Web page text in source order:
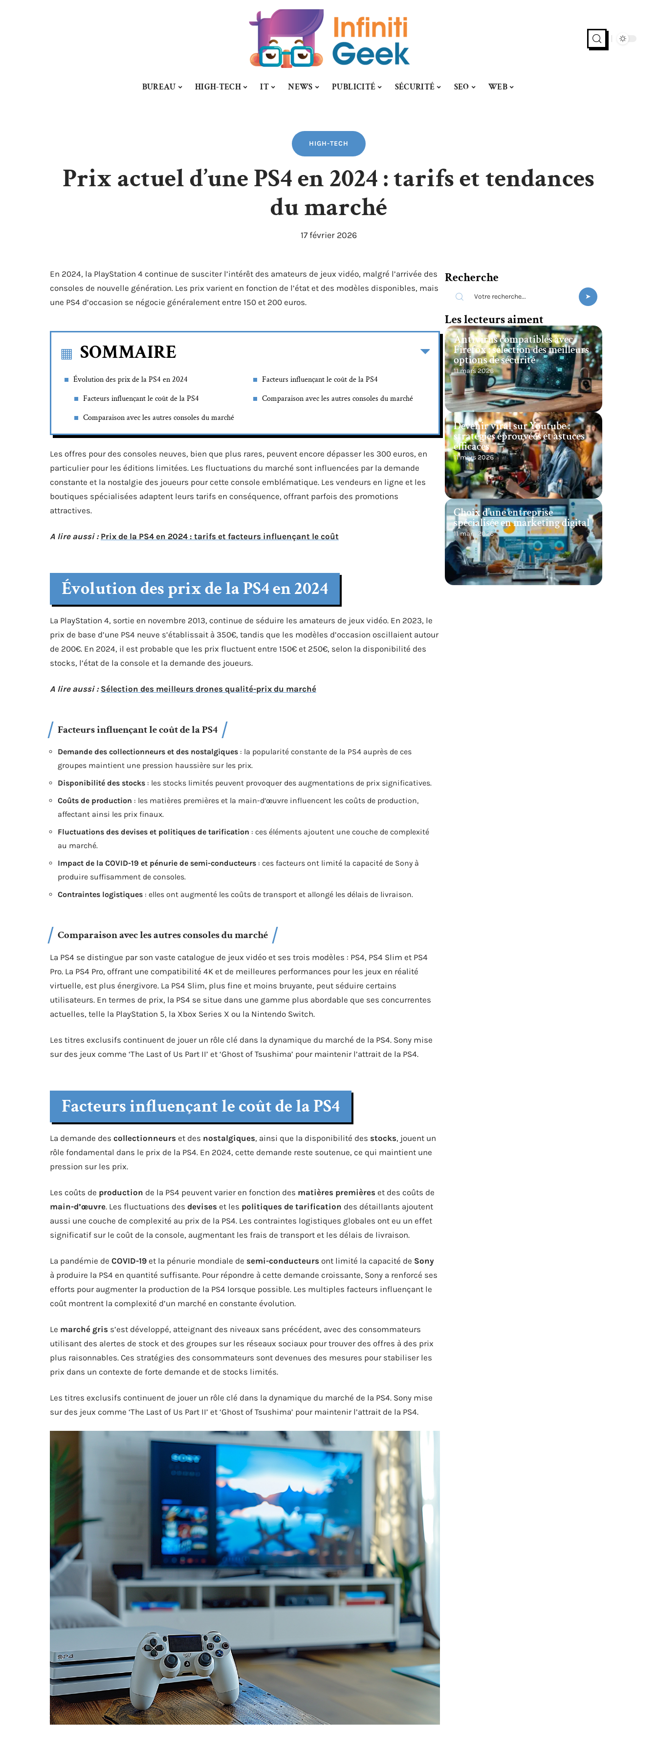
BUREAU HIGH-TECH IT NEWS PUBLICITÉ SÉCURITÉ SEO WEB
HIGH-TECH
Prix actuel d’une PS4 en 2024 : tarifs et tendances
du marché
17 février 2026
En 2024, la PlayStation 4 continue de susciter l’intérêt des amateurs de jeux vidéo, malgré l’arrivée des
consoles de nouvelle génération. Les prix varient en fonction de l’état et des modèles disponibles, mais
une PS4 d’occasion se négocie généralement entre 150 et 200 euros.
SOMMAIRE
Évolution des prix de la PS4 en 2024
Facteurs influençant le coût de la PS4
Comparaison avec les autres consoles du marché
Facteurs influençant le coût de la PS4
Comparaison avec les autres consoles du marché
Les offres pour des consoles neuves, bien que plus rares, peuvent encore dépasser les 300 euros, en
particulier pour les éditions limitées. Les fluctuations du marché sont influencées par la demande
constante et la nostalgie des joueurs pour cette console emblématique. Les vendeurs en ligne et les
boutiques spécialisées adaptent leurs tarifs en conséquence, offrant parfois des promotions
attractives.
A lire aussi : Prix de la PS4 en 2024 : tarifs et facteurs influençant le coût
Évolution des prix de la PS4 en 2024
La PlayStation 4, sortie en novembre 2013, continue de séduire les amateurs de jeux vidéo. En 2023, le
prix de base d’une PS4 neuve s’établissait à 350€, tandis que les modèles d’occasion oscillaient autour
de 200€. En 2024, il est probable que les prix fluctuent entre 150€ et 250€, selon la disponibilité des
stocks, l’état de la console et la demande des joueurs.
A lire aussi : Sélection des meilleurs drones qualité-prix du marché
Facteurs influençant le coût de la PS4
Demande des collectionneurs et des nostalgiques : la popularité constante de la PS4 auprès de ces
groupes maintient une pression haussière sur les prix.
Disponibilité des stocks : les stocks limités peuvent provoquer des augmentations de prix significatives.
Coûts de production : les matières premières et la main-d’œuvre influencent les coûts de production,
affectant ainsi les prix finaux.
Fluctuations des devises et politiques de tarification : ces éléments ajoutent une couche de complexité
au marché.
Impact de la COVID-19 et pénurie de semi-conducteurs : ces facteurs ont limité la capacité de Sony à
produire suffisamment de consoles.
Contraintes logistiques : elles ont augmenté les coûts de transport et allongé les délais de livraison.
Comparaison avec les autres consoles du marché
La PS4 se distingue par son vaste catalogue de jeux vidéo et ses trois modèles : PS4, PS4 Slim et PS4
Pro. La PS4 Pro, offrant une compatibilité 4K et de meilleures performances pour les jeux en réalité
virtuelle, est plus énergivore. La PS4 Slim, plus fine et moins bruyante, peut séduire certains
utilisateurs. En termes de prix, la PS4 se situe dans une gamme plus abordable que ses concurrentes
actuelles, telle la PlayStation 5, la Xbox Series X ou la Nintendo Switch.
Les titres exclusifs continuent de jouer un rôle clé dans la dynamique du marché de la PS4. Sony mise
sur des jeux comme ‘The Last of Us Part II’ et ‘Ghost of Tsushima’ pour maintenir l’attrait de la PS4.
Facteurs influençant le coût de la PS4
La demande des collectionneurs et des nostalgiques, ainsi que la disponibilité des stocks, jouent un
rôle fondamental dans le prix de la PS4. En 2024, cette demande reste soutenue, ce qui maintient une
pression sur les prix.
Les coûts de production de la PS4 peuvent varier en fonction des matières premières et des coûts de
main-d’œuvre. Les fluctuations des devises et les politiques de tarification des détaillants ajoutent
aussi une couche de complexité au prix de la PS4. Les contraintes logistiques globales ont eu un effet
significatif sur le coût de la console, augmentant les frais de transport et les délais de livraison.
La pandémie de COVID-19 et la pénurie mondiale de semi-conducteurs ont limité la capacité de Sony
à produire la PS4 en quantité suffisante. Pour répondre à cette demande croissante, Sony a renforcé ses
efforts pour augmenter la production de la PS4 lorsque possible. Les multiples facteurs influençant le
coût montrent la complexité d’un marché en constante évolution.
Le marché gris s’est développé, atteignant des niveaux sans précédent, avec des consommateurs
utilisant des alertes de stock et des groupes sur les réseaux sociaux pour trouver des offres à des prix
plus raisonnables. Ces stratégies des consommateurs sont devenues des mesures pour stabiliser les
prix dans un contexte de forte demande et de stocks limités.
Les titres exclusifs continuent de jouer un rôle clé dans la dynamique du marché de la PS4. Sony mise
sur des jeux comme ‘The Last of Us Part II’ et ‘Ghost of Tsushima’ pour maintenir l’attrait de la PS4.
Recherche
Les lecteurs aiment
Antivirus compatibles avec
Firefox : sélection des meilleurs
options de sécurité
11 mars 2026
Devenir viral sur Youtube :
stratégies éprouvées et astuces
efficaces
11 mars 2026
Choix d’une entreprise
spécialisée en marketing digital
11 mars 2026